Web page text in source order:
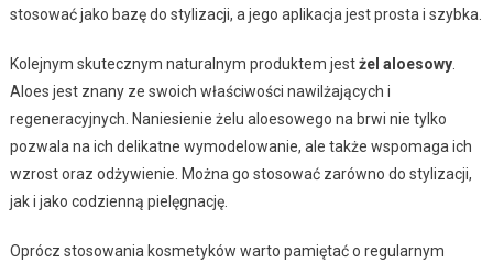
stosować jako bazę do stylizacji, a jego aplikacja jest prosta i szybka.
Kolejnym skutecznym naturalnym produktem jestżel aloesowy.
Aloes jest znany ze swoich właściwości nawilżających i
regeneracyjnych. Naniesienie żelu aloesowego na brwi nie tylko
pozwala na ich delikatne wymodelowanie, ale także wspomaga ich
wzrost oraz odżywienie. Można go stosować zarówno do stylizacji,
jak i jako codzienną pielęgnację.
Oprócz stosowania kosmetyków warto pamiętać o regularnym